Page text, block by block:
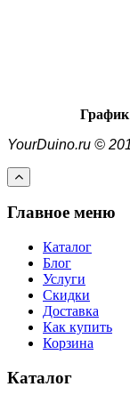
График
YourDuino.ru ©
Главное меню
Каталог
Блог
Услуги
Скидки
Доставка
Как купить
Корзина
Каталог